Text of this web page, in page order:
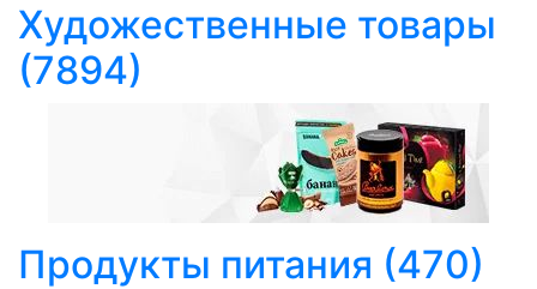
Художественные товары
(7894)
Продукты питания (470)